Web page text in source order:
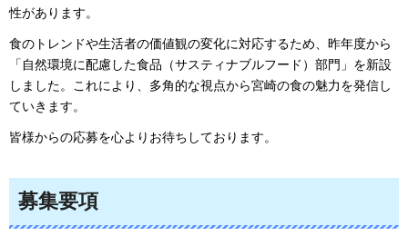
性があります。
食のトレンドや生活者の価値観の変化に対応するため、昨年度から
「自然環境に配慮した食品（サスティナブルフード）部門」を新設
しました。これにより、多角的な視点から宮崎の食の魅力を発信し
ていきます。
皆様からの応募を心よりお待ちしております。
募集要項